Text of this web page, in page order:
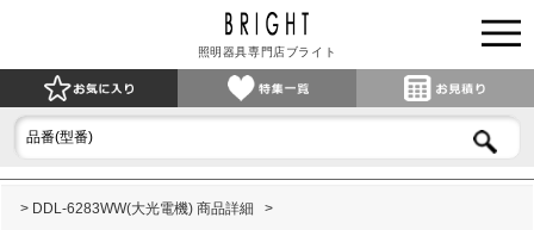
照明器具専門店ブライト
DDL-6283WW(大光電機) 商品詳細